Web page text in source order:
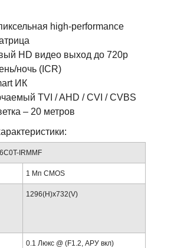
high-performance
HD видео выход до 720p
ночь (ICR)
ИК
TVI / AHD / CVI / CVBS
– 20 метров
IRMMF
1 Мп CMOS
1296(H)х732(V)
0.1 Люкс @ (F1.2, АРУ вкл)